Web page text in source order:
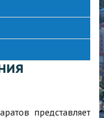
представляет